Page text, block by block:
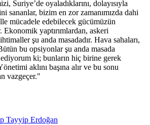
Suriye’de oyaladıklarını, dolayısıyla
sananlar, bizim en zor zamanımızda dahi
mücadele edebilecek gücümüzün
Ekonomik yaptırımlardan, askeri
şu anda masadadır. Hava sahaları,
bu opsiyonlar şu anda masada
ki; bunların hiç birine gerek
aklını başına alır ve bu sonu
vazgeçer."
Tayyip Erdoğan